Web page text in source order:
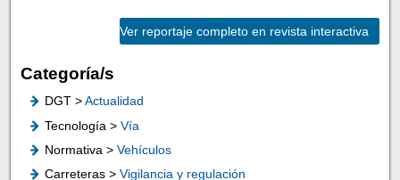
Ver reportaje completo en revista interactiva
Categoría/s
DGT >Actualidad
Tecnología > Vía
Normativa > Vehículos
Carreteras > Vigilancia y regulación